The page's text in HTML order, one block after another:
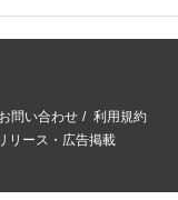
お問い合わせ
利用規約
リース・広告掲載